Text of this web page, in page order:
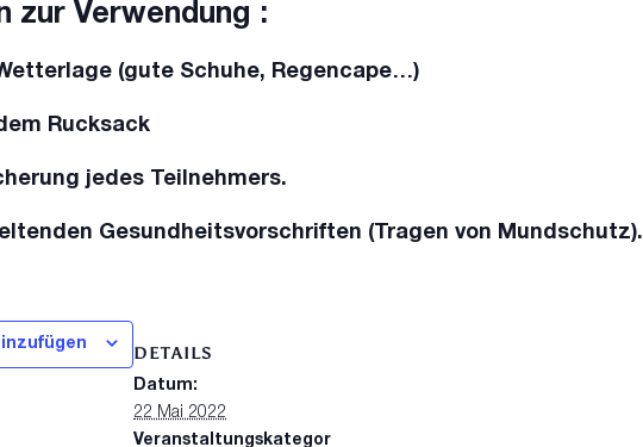
zur Verwendung :
(gute Schuhe, Regencape…)
Rucksack
jedes Teilnehmers.
Gesundheitsvorschriften (Tragen von Mundschutz).
DETAILS
Datum:
22 Mai 2022
Veranstaltungskategor